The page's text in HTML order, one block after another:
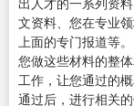
文资料、您在专业
上面的专门报道等
您做这些材料的整
工作，让您通过的概
通过后，进行相关